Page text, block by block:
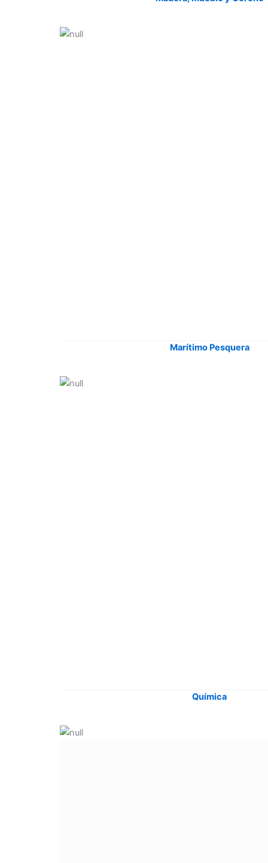
Marítimo Pesquera
Química